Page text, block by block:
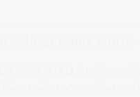
gelingt jedes Motiv
SMART SORTED ist eine
Effekt: Dein 1000-Teile-